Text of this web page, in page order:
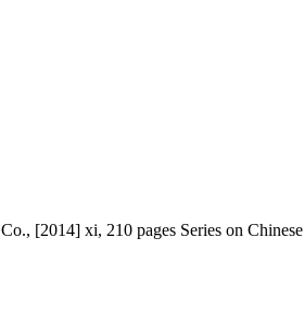
[2014] xi, 210 pages Series on